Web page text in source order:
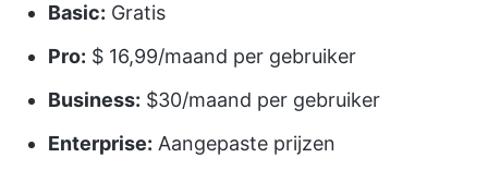
Basic: Gratis
Pro: $ 16,99/maand per gebruiker
Business: $30/maand per gebruiker
Enterprise: Aangepaste prijzen